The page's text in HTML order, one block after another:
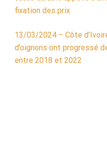
fixation des prix
13/03/2024 – Côte
d’oignons ont progressé
entre 2018 et 2022